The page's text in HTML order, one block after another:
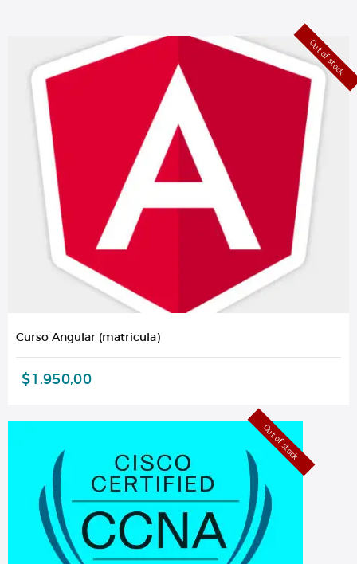
Out of stock
Curso Angular (matricula)
$1.950,00
Out of stock